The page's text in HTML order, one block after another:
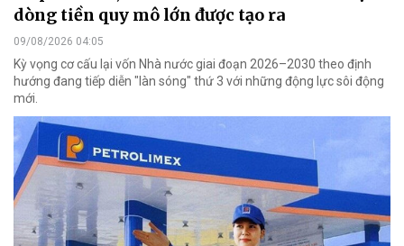
dòng tiền quy mô lớn được tạo ra
09/08/2026 04:05
Kỳ vọng cơ cấu lại vốn Nhà nước giai đoạn 2026–2030 theo định
hướng đang tiếp diễn "làn sóng" thứ 3 với những động lực sôi động
mới.